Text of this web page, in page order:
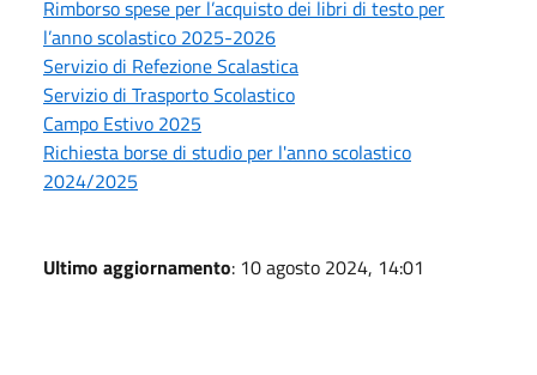
Rimborso spese per l’acquisto dei libri di testo per
l’anno scolastico 2025-2026
Servizio di Refezione Scalastica
Servizio di Trasporto Scolastico
Campo Estivo 2025
Richiesta borse di studio per l'anno scolastico
2024/2025
Ultimo aggiornamento: 10 agosto 2024, 14:01